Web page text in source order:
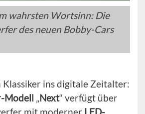
wahrsten Wortsinn: Die
des neuen Bobby-Cars
Klassiker ins digitale Zeitalter:
Modell „Next“ verfügt über